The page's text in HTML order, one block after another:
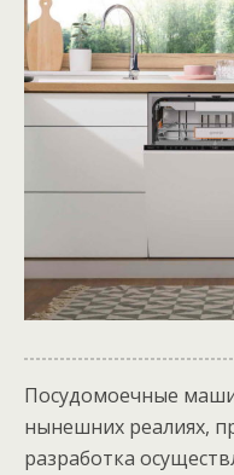
Посудомоечные
нынешних реалиях,
разработка